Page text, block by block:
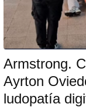
Armstrong.
Ayrton
ludopatía